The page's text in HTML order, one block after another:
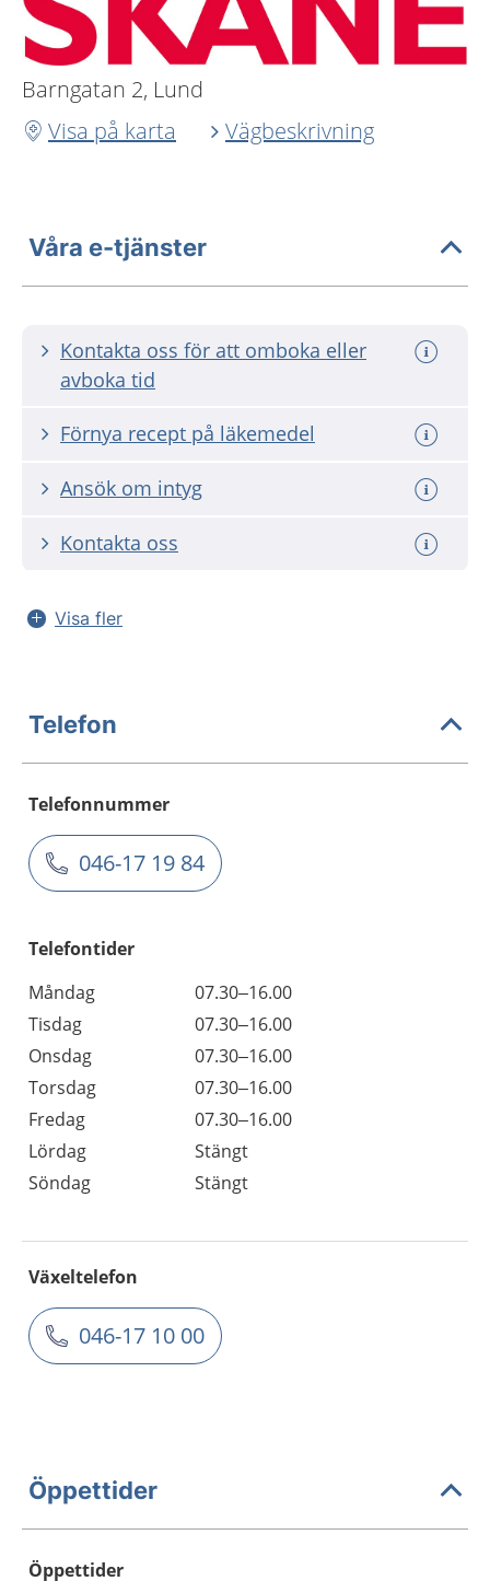
Barngatan 2, Lund
Visa på karta
Vägbeskrivning
Våra e-tjänster
Kontakta oss för att omboka eller
avboka tid
Förnya recept på läkemedel
Ansök om intyg
Kontakta oss
Visa fler
Telefon
Telefonnummer
046-17 19 84
Telefontider
Måndag
07.30–16.00
Tisdag
07.30–16.00
Onsdag
07.30–16.00
Torsdag
07.30–16.00
Fredag
07.30–16.00
Lördag
Stängt
Söndag
Stängt
Växeltelefon
046-17 10 00
Öppettider
Öppettider